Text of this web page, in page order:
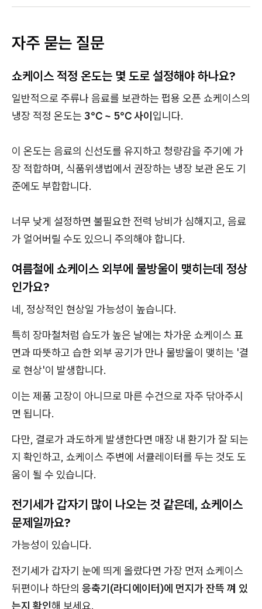
자주 묻는 질문
쇼케이스 적정 온도는 몇 도로 설정해야 하나요?
일반적으로 주류나 음료를 보관하는 펍용 오픈 쇼케이스의
냉장 적정 온도는 3℃ ~ 5℃ 사이입니다.
이 온도는 음료의 신선도를 유지하고 청량감을 주기에 가
장 적합하며, 식품위생법에서 권장하는 냉장 보관 온도 기
준에도 부합합니다.
너무 낮게 설정하면 불필요한 전력 낭비가 심해지고, 음료
가 얼어버릴 수도 있으니 주의해야 합니다.
여름철에 쇼케이스 외부에 물방울이 맺히는데 정상
인가요?
네, 정상적인 현상일 가능성이 높습니다.
특히 장마철처럼 습도가 높은 날에는 차가운 쇼케이스 표
면과 따뜻하고 습한 외부 공기가 만나 물방울이 맺히는 '결
로 현상'이 발생합니다.
이는 제품 고장이 아니므로 마른 수건으로 자주 닦아주시
면 됩니다.
다만, 결로가 과도하게 발생한다면 매장 내 환기가 잘 되는
지 확인하고, 쇼케이스 주변에 서큘레이터를 두는 것도 도
움이 될 수 있습니다.
전기세가 갑자기 많이 나오는 것 같은데, 쇼케이스
문제일까요?
가능성이 있습니다.
전기세가 갑자기 눈에 띄게 올랐다면 가장 먼저 쇼케이스
뒤편이나 하단의 응축기(라디에이터)에 먼지가 잔뜩 껴 있
는지 확인해 보세요.